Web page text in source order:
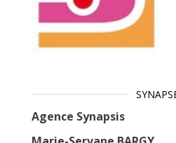
Agence Synapsis